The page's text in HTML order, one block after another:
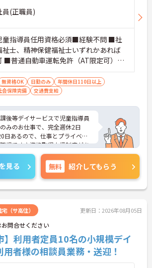
員(正職員)
指導員任用資格必須■経験不問 ■社
祉士、精神保健福祉士いずれかあれば
■普通自動車運転免許（AT限定可）あ
尚可
無資格OK 日勤のみ
年間休日110日以上
会保険完備 交通費支給
後等デイサービスで児童指導員
みのお仕事で、完全週休2日
日あるので、仕事とプライベー
場です♪資格取得支援制度があ
スキルアップも目指せます！ご
接ポイントをお伝えしますの
ください。
見る 無料 紹介してもらう
（サ高住） 更新日：2026年08月05日
問合せください
】利用者定員10名の小規模デイ
者様の相談員業務・送迎！